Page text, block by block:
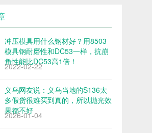
冲压模具用什么钢材好？用8503
模具钢耐磨性和DC53一样，抗崩
角性能比DC53高1倍！
2022-02-22
义乌网友说：义乌当地的S136太
多假货很难买到真的，所以抛光效
果都不好
2026-01-04